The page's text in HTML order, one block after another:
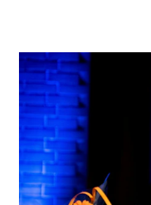
Læringsressurser
Si ifra!
Betalte spilleoppdrag
Utveksling og reiser
Velferd og helse
Mangfold og likestilling